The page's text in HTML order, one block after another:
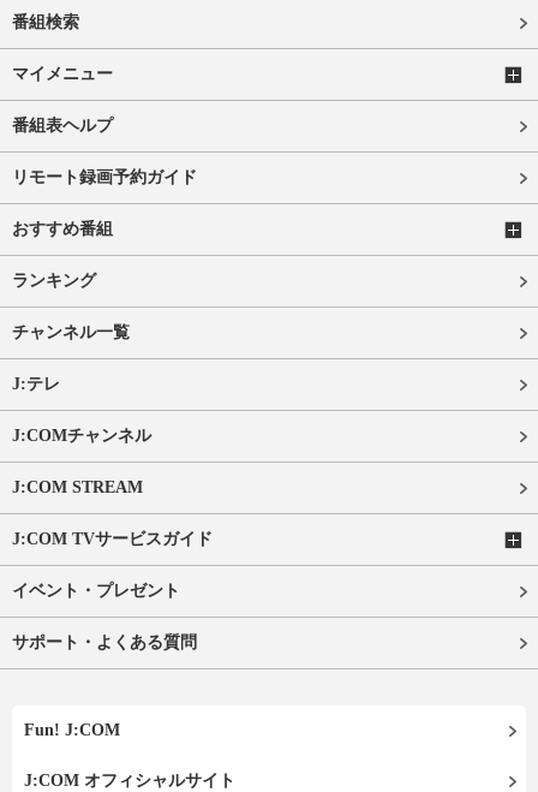
番組検索
マイメニュー
番組表ヘルプ
リモート録画予約ガイド
おすすめ番組
ランキング
チャンネル一覧
J:テレ
J:COMチャンネル
J:COM STREAM
J:COM TVサービスガイド
イベント・プレゼント
サポート・よくある質問
Fun! J:COM
J:COM オフィシャルサイト